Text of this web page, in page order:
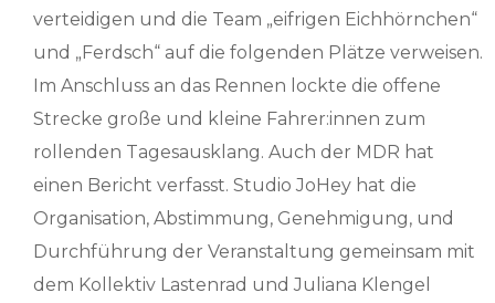
verteidigen und die Team „eifrigen Eichhörnchen“
und „Ferdsch“ auf die folgenden Plätze verweisen.
Im Anschluss an das Rennen lockte die offene
Strecke große und kleine Fahrer:innen zum
rollenden Tagesausklang. Auch der MDR hat
einen Bericht verfasst. Studio JoHey hat die
Organisation, Abstimmung, Genehmigung, und
Durchführung der Veranstaltung gemeinsam mit
dem Kollektiv Lastenrad und Juliana Klengel